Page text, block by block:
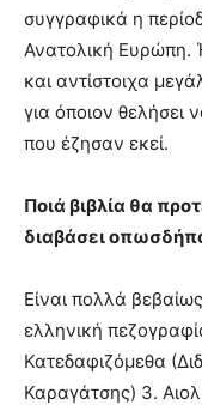
συγγραφικά η
Ανατολική Ευρώπη.
και αντίστοιχα
για όποιον θελήσει
που έζησαν εκεί.
Ποιά βιβλία θα
διαβάσει
Είναι πολλά
ελληνική
Κατεδαφιζόμεθα
Καραγάτσης) 3.